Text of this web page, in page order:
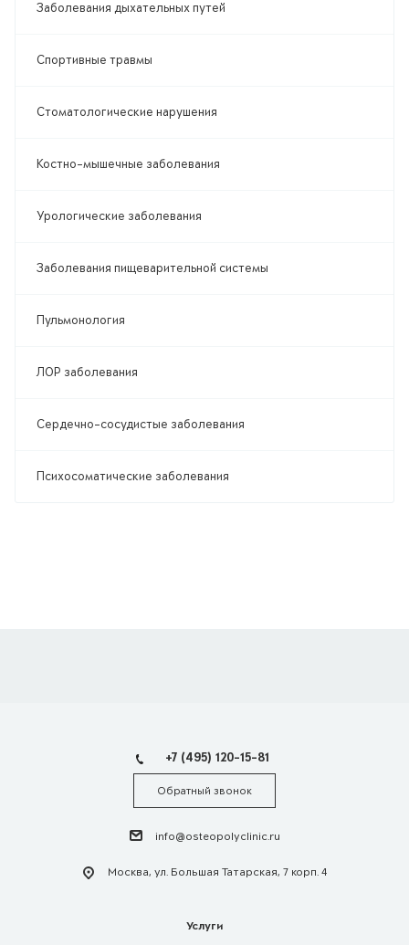
Заболевания дыхательных путей
Спортивные травмы
Стоматологические нарушения
Костно-мышечные заболевания
Урологические заболевания
Заболевания пищеварительной системы
Пульмонология
ЛОР заболевания
Сердечно-сосудистые заболевания
Психосоматические заболевания
+7 (495) 120-15-81
Обратный звонок
info@osteopolyclinic.ru
Москва, ул. Большая Татарская, 7 корп. 4
Услуги